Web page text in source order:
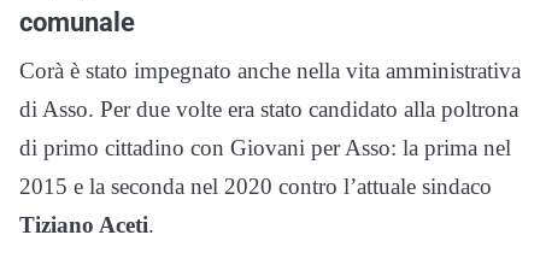
comunale
Corà è stato impegnato anche nella vita amministrativa
di Asso. Per due volte era stato candidato alla poltrona
di primo cittadino con Giovani per Asso: la prima nel
2015 e la seconda nel 2020 contro l’attuale sindaco
Tiziano Aceti.